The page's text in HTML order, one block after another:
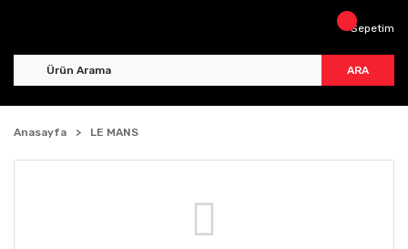
ARA
Sepetim
Anasayfa LE MANS